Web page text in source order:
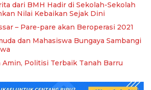
dari BMH Hadir di Sekolah-Sekolah
Nilai Kebaikan Sejak Dini
– Pare-pare akan Beroperasi 2021
dan Mahasiswa Bungaya Sambangi
Amin, Politisi Terbaik Tanah Barru